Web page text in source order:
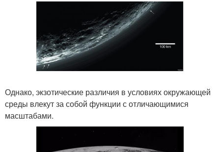
Однако, экзотические различия в условиях окружающей
среды влекут за собой функции с отличающимися
масштабами.